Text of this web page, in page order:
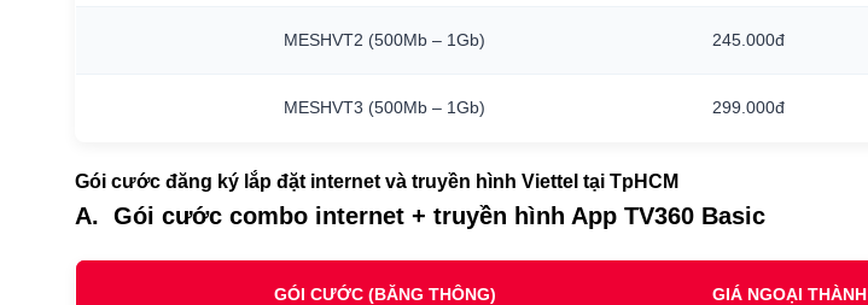
MESHVT2 (500Mb – 1Gb) 245.000đ
MESHVT3 (500Mb – 1Gb) 299.000đ
Gói cước đăng ký lắp đặt internet và truyền hình Viettel tại TpHCM
A. Gói cước combo internet + truyền hình App TV360 Basic
GÓI CƯỚC (BĂNG THÔNG) GIÁ NGOẠI THÀNH